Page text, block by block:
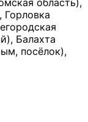
область),
Горловка
Балахта
посёлок),